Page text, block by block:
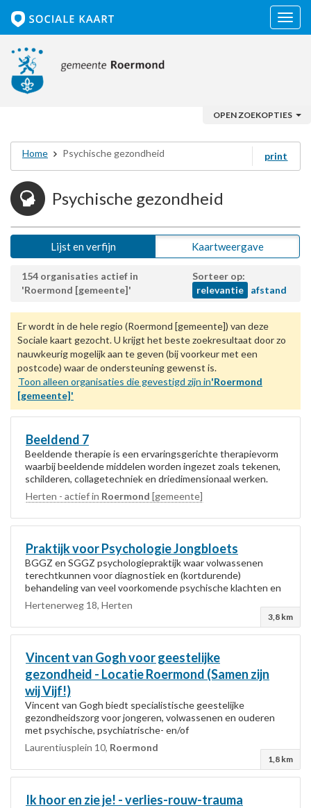
OPEN ZOEKOPTIES
Home Psychische gezondheid print
Psychische gezondheid
Lijst en verfijn Kaartweergave
154 organisaties actief in
'Roermond [gemeente]'
Sorteer op:
relevantie
afstand
Er wordt in de hele regio (Roermond [gemeente]) van deze
Sociale kaart gezocht. U krijgt het beste zoekresultaat door zo
nauwkeurig mogelijk aan te geven (bij voorkeur met een
postcode) waar de ondersteuning gewenst is.
Toon alleen organisaties die gevestigd zijn in'Roermond
[gemeente]'
Beeldend 7
Beeldende therapie is een ervaringsgerichte therapievorm
waarbij beeldende middelen worden ingezet zoals tekenen,
schilderen, collagetechniek en driedimensionaal werken.
Afgestemd op je hulpvraag, levensfase...
Herten - actief in Roermond [gemeente]
Praktijk voor Psychologie Jongbloets
BGGZ en SGGZ psychologiepraktijk waar volwassenen
terechtkunnen voor diagnostiek en (kortdurende)
behandeling van veel voorkomende psychische klachten en
problemen. Is daarnaast gespecialiseerd in het...
Hertenerweg 18, Herten
3,8 km
Vincent van Gogh voor geestelijke
gezondheid - LocatieRoermond (Samen zijn
wij Vijf!)
Vincent van Gogh biedt specialistische geestelijke
gezondheidszorg voor jongeren, volwassenen en ouderen
met psychische, psychiatrische- en/of
verslavingsproblemen. Voor een behandeling heeft u een...
Laurentiusplein 10, Roermond
1,8 km
Ik hoor en zie je! - verlies-rouw-trauma